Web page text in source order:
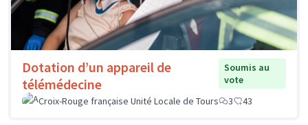
Dotation d’un appareil de
télémédecine
Soumis au
vote
Croix-Rouge française Unité Locale de Tours
3 43